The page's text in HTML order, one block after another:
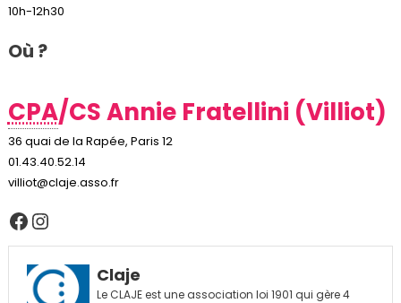
10h-12h30
Où ?
CPA/CS Annie Fratellini (Villiot)
36 quai de la Rapée, Paris 12
01.43.40.52.14
villiot@claje.asso.fr
Facebook
Instagram
Claje
Le CLAJE est une association loi 1901 qui gère 4